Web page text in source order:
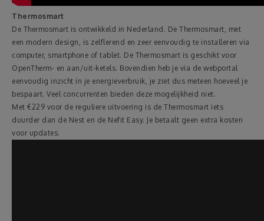
Thermosmart
De Thermosmart is ontwikkeld in Nederland. De Thermosmart, met
een modern design, is zelflerend en zeer eenvoudig te installeren via
computer, smartphone of tablet. De Thermosmart is geschikt voor
OpenTherm- en aan/uit-ketels. Bovendien heb je via de webportal
eenvoudig inzicht in je energieverbruik, je ziet dus meteen hoeveel je
bespaart. Veel concurrenten bieden deze mogelijkheid niet.
Met €229 voor de reguliere uitvoering is de Thermosmart iets
duurder dan de Nest en de Nefit Easy. Je betaalt geen extra kosten
voor updates.